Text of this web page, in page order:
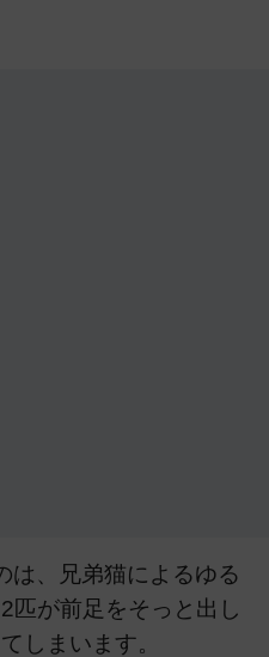
は、兄弟猫によるゆる
匹が前足をそっと出し
しまいます。